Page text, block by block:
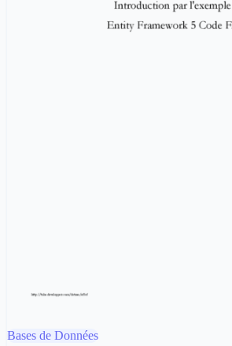
Bases de Données